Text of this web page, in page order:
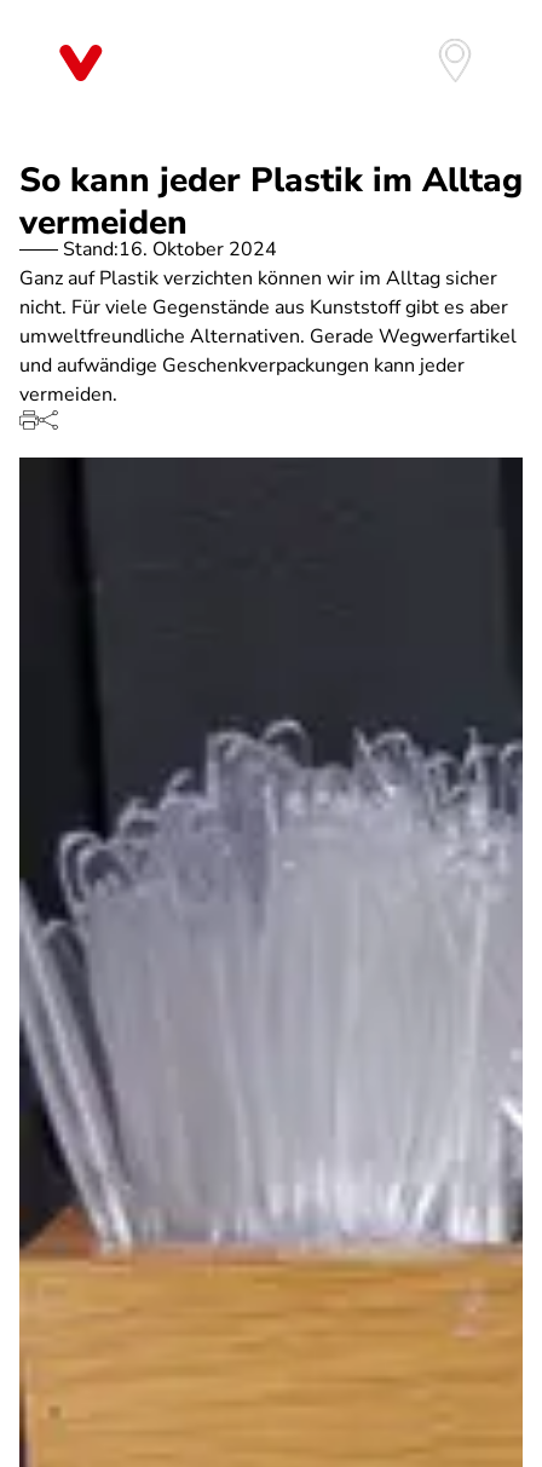
So kann jeder Plastik im Alltag
vermeiden
Stand:16. Oktober 2024
Ganz auf Plastik verzichten können wir im Alltag sicher
nicht. Für viele Gegenstände aus Kunststoff gibt es aber
umweltfreundliche Alternativen. Gerade Wegwerfartikel
und aufwändige Geschenkverpackungen kann jeder
vermeiden.